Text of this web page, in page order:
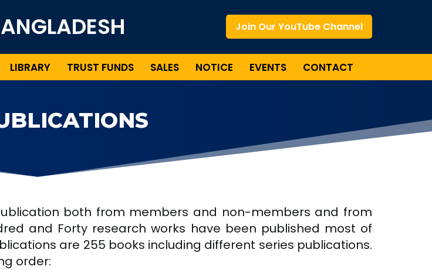
Join Our YouTube Channel
LIBRARY TRUST FUNDS SALES NOTICE EVENTS CONTACT
both from members and non-members and from
and Forty research works have been published most of
are 255 books including different series publications.
order: